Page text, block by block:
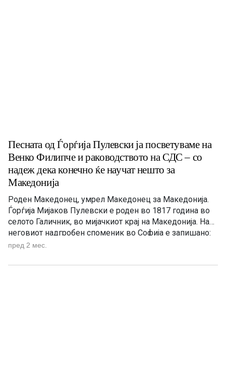
Песната од Ѓорѓија Пулевски ја посветуваме на
Венко Филипче и раководството на СДС – со
надеж дека конечно ќе научат нешто за
Македонија
Роден Македонец, умрел Македонец за Македонија.
Ѓорѓија Мијаков Пулевски е роден во 1817 година во
селото Галичник, во мијачкиот крај на Македонија. На
неговиот надгробен споменик во Софија е запишано:
„Роден Македонец, умрел Македонец за Македонија.“
животот на Ѓорѓија Пулевски. Кратко за Пулевски: […]
пред 2 мес.